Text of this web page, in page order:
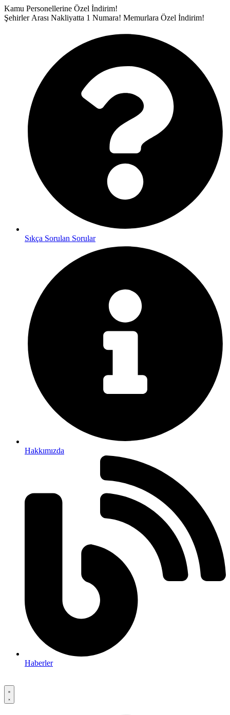
İçeriğe
atla
Kamu Personellerine Özel İndirim!
Şehirler Arası Nakliyatta 1 Numara! Memurlara Özel İndirim!
Sıkça Sorulan Sorular
Hakkımızda
Haberler